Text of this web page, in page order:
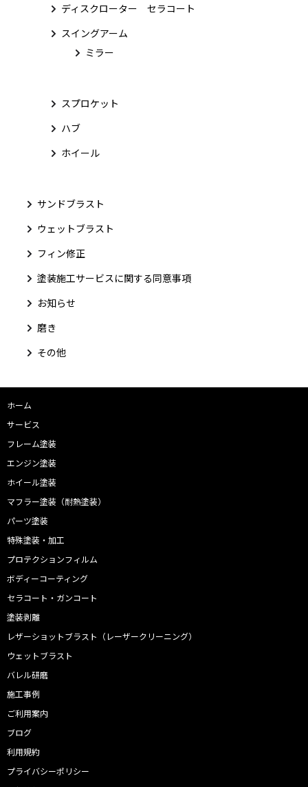
ディスクローター セラコート
スイングアーム
ミラー
スプロケット
ハブ
ホイール
サンドブラスト
ウェットブラスト
フィン修正
塗装施工サービスに関する同意事項
お知らせ
磨き
その他
ホーム
サービス
フレーム塗装
エンジン塗装
ホイール塗装
マフラー塗装（耐熱塗装）
パーツ塗装
特殊塗装・加工
プロテクションフィルム
ボディーコーティング
セラコート・ガンコート
塗装剥離
レザーショットブラスト（レーザークリーニング）
ウェットブラスト
バレル研磨
施工事例
ご利用案内
ブログ
利用規約
プライバシーポリシー